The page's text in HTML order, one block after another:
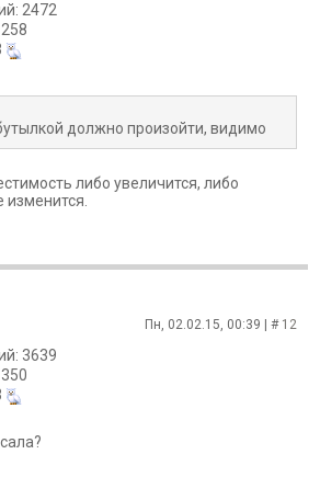
2472
должно произойти, видимо
либо увеличится, либо
изменится.
Пн, 02.02.15, 00:39 | # 12
3639